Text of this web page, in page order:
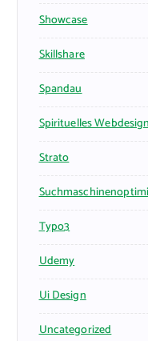
Showcase
Skillshare
Spandau
Spirituelles
Strato
Typo3
Udemy
Ui Design
Uncategorized